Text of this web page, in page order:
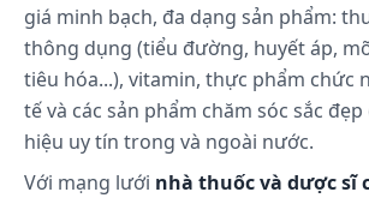
giá minh bạch, đa dạng sản phẩm:
thông dụng (tiểu đường, huyết áp,
tiêu hóa...), vitamin, thực phẩm chức
tế và các sản phẩm chăm sóc sắc
hiệu uy tín trong và ngoài nước.
Với mạng lưới nhà thuốc và dược sĩ